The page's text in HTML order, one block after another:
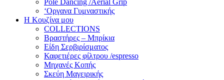
‘Οργανα Γυμναστικής
Η Κουζίνα μου
COLLECTIONS
Βραστήρες – Μπρίκια
Είδη Σερβιρίσματος
Καφετιέρες φίλτρου /espresso
Μηχανές Κοπής
Σκεύη Μαγειρικής